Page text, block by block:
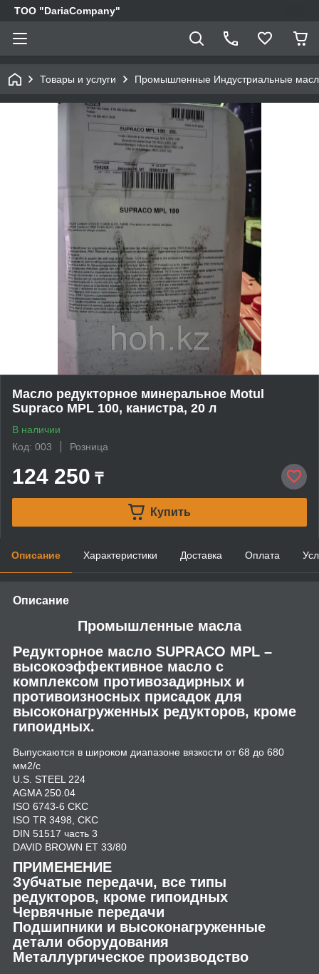
TOO "DariaCompany"
Товары и услуги Промышленные Индустриальные
Масло редукторное минеральное Motul
Supraco MPL 100, канистра, 20 л
В наличии
Код: 003
Розница
124 250 ₸
Купить
Описание Характеристики Доставка Оплата
Описание
Промышленные масла
Редукторное масло SUPRACO MPL –
высокоэффективное масло с
комплексом противозадирных и
противоизносных присадок для
высоконагруженных редукторов, кроме
гипоидных.
Выпускаются в широком диапазоне вязкости от 68 до 680
мм2/с
U.S. STEEL 224
AGMA 250.04
ISO 6743-6 CKC
ISO TR 3498, CKC
DIN 51517 часть 3
DAVID BROWN ET 33/80
ПРИМЕНЕНИЕ
Зубчатые передачи, все типы
редукторов, кроме гипоидных
Червячные передачи
Подшипники и высоконагруженные
детали оборудования
Металлургическое производство